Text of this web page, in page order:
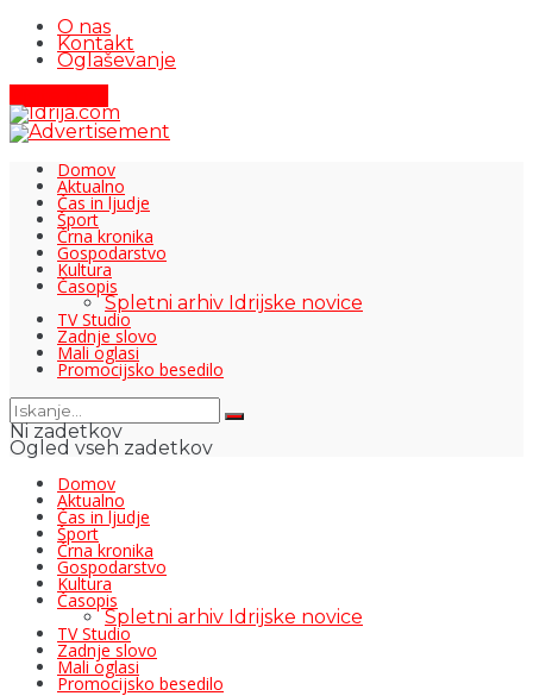
O nas
Kontakt
Oglaševanje
Domov
Aktualno
Čas in ljudje
Šport
Črna kronika
Gospodarstvo
Kultura
Časopis
Spletni arhiv Idrijske novice
TV Studio
Zadnje slovo
Mali oglasi
Promocijsko besedilo
Ni zadetkov
Ogled vseh zadetkov
Domov
Aktualno
Čas in ljudje
Šport
Črna kronika
Gospodarstvo
Kultura
Časopis
Spletni arhiv Idrijske novice
TV Studio
Zadnje slovo
Mali oglasi
Promocijsko besedilo